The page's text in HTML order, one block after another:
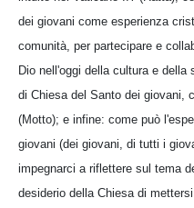
dei giovani come esperienza
comunità, per partecipare e
Dio nell'oggi della cultura e della
di Chiesa del Santo dei giovani,
(Motto); e infine: come può
giovani (dei giovani, di tutti i
impegnarci a riflettere sul tema
desiderio della Chiesa di